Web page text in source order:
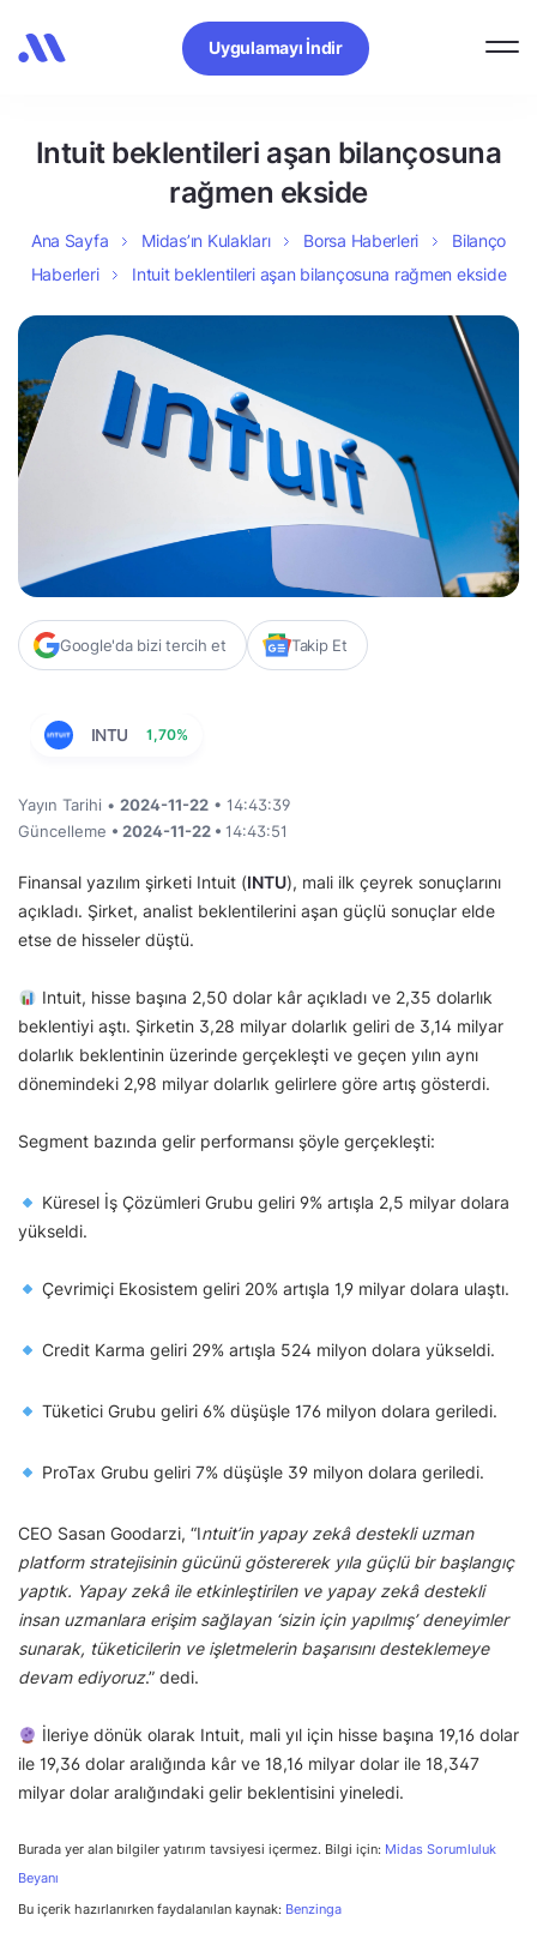
Uygulamayı İndir
Intuit beklentileri aşan bilançosuna
rağmen ekside
Ana Sayfa Midas’ın Kulakları Borsa Haberleri
Bilanço
Haberleri
Intuit beklentileri aşan bilançosuna rağmen ekside
Google'da bizi tercih et Takip Et
INTU 1,70%
Yayın Tarihi • 2024-11-22 • 14:43:39
Güncelleme • 2024-11-22 • 14:43:51
Finansal yazılım şirketi Intuit (INTU), mali ilk çeyrek sonuçlarını
açıkladı. Şirket, analist beklentilerini aşan güçlü sonuçlar elde
etse de hisseler düştü.
Intuit, hisse başına 2,50 dolar kâr açıkladı ve 2,35 dolarlık
beklentiyi aştı. Şirketin 3,28 milyar dolarlık geliri de 3,14 milyar
dolarlık beklentinin üzerinde gerçekleşti ve geçen yılın aynı
dönemindeki 2,98 milyar dolarlık gelirlere göre artış gösterdi.
Segment bazında gelir performansı şöyle gerçekleşti:
Küresel İş Çözümleri Grubu geliri 9% artışla 2,5 milyar dolara
yükseldi.
Çevrimiçi Ekosistem geliri 20% artışla 1,9 milyar dolara ulaştı.
Credit Karma geliri 29% artışla 524 milyon dolara yükseldi.
Tüketici Grubu geliri 6% düşüşle 176 milyon dolara geriledi.
ProTax Grubu geliri 7% düşüşle 39 milyon dolara geriledi.
CEO Sasan Goodarzi, “Intuit’in yapay zekâ destekli uzman
platform stratejisinin gücünü göstererek yıla güçlü bir başlangıç
yaptık. Yapay zekâ ile etkinleştirilen ve yapay zekâ destekli
insan uzmanlara erişim sağlayan ‘sizin için yapılmış’ deneyimler
sunarak, tüketicilerin ve işletmelerin başarısını desteklemeye
devam ediyoruz.” dedi.
İleriye dönük olarak Intuit, mali yıl için hisse başına 19,16 dolar
ile 19,36 dolar aralığında kâr ve 18,16 milyar dolar ile 18,347
milyar dolar aralığındaki gelir beklentisini yineledi.
Burada yer alan bilgiler yatırım tavsiyesi içermez. Bilgi için: Midas Sorumluluk
Beyanı
Bu içerik hazırlanırken faydalanılan kaynak: Benzinga